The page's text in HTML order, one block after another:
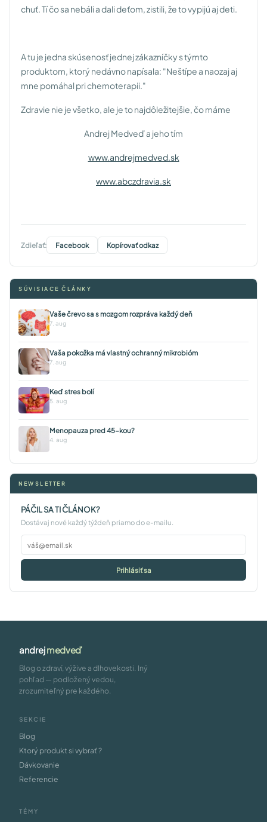
chuť. Tí čo sa nebáli a dali deťom, zistili, že to vypijú aj deti.
A tu je jedna skúsenosť jednej zákazníčky s týmto
produktom, ktorý nedávno napísala: "Neštípe a naozaj aj
mne pomáhal pri chemoterapii."
Zdravie nie je všetko, ale je to najdôležitejšie, čo máme
Andrej Medveď a jeho tím
www.andrejmedved.sk
www.abczdravia.sk
Zdieľať: Facebook Kopírovať odkaz
SÚVISIACE ČLÁNKY
Vaše črevo sa s mozgom rozpráva každý deň
7. aug
Vaša pokožka má vlastný ochranný mikrobióm
7. aug
Keď stres bolí
5. aug
Menopauza pred 45-kou?
4. aug
NEWSLETTER
PÁČIL SA TI ČLÁNOK?
Dostávaj nové každý týždeň priamo do e-mailu.
Prihlásiť sa
andrejmedveď
Blog o zdraví, výžive a dlhovekosti. Iný
pohľad — podložený vedou,
zrozumiteľný pre každého.
SEKCIE
Blog
Ktorý produkt si vybrať ?
Dávkovanie
Referencie
TÉMY